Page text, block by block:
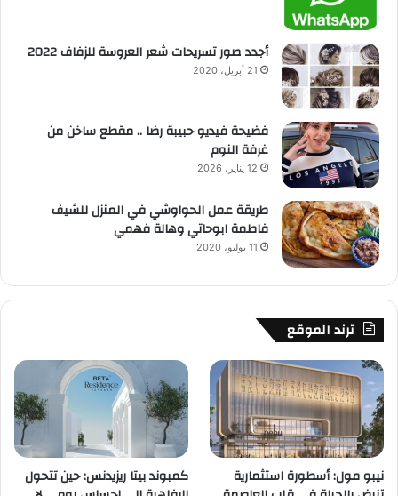
أجدد صور تسريحات شعر العروسة للزفاف 2022
21 أبريل، 2020
فضيحة فيديو حبيبة رضا .. مقطع ساخن من
غرفة النوم
12 يناير، 2026
طريقة عمل الحواوشي في المنزل للشيف
فاطمة ابوحاتي وهالة فهمي
11 يوليو، 2020
ترند الموقع
نيبو مول: أسطورة استثمارية
كمبوند بيتا ريزيدنس: حين تتحول